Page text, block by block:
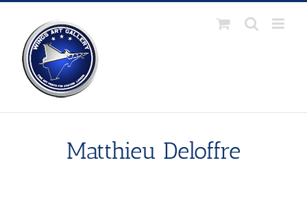
Passer
Matthieu Deloffre